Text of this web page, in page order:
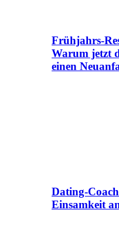
Frühjahrs-
Warum jetzt
einen
Dating-
Einsamkeit